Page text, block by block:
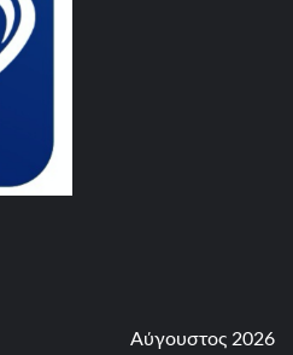
Αύγουστος 2026